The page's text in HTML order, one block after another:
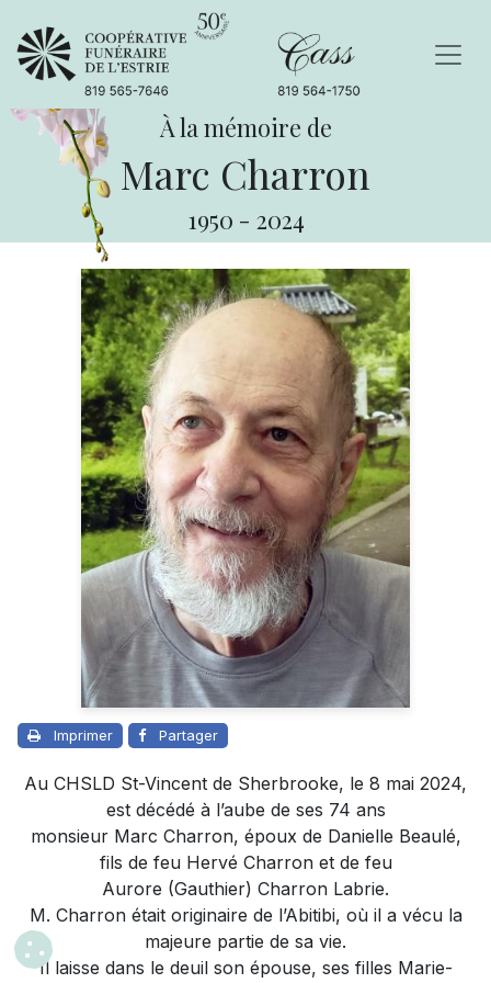
À la mémoire de
Marc Charron
1950 - 2024
Imprimer Partager
Au CHSLD St-Vincent de Sherbrooke, le 8 mai 2024,
est décédé à l’aube de ses 74 ans
monsieur Marc Charron, époux de Danielle Beaulé,
fils de feu Hervé Charron et de feu
Aurore (Gauthier) Charron Labrie.
M. Charron était originaire de l’Abitibi, où il a vécu la
majeure partie de sa vie.
Il laisse dans le deuil son épouse, ses filles Marie-